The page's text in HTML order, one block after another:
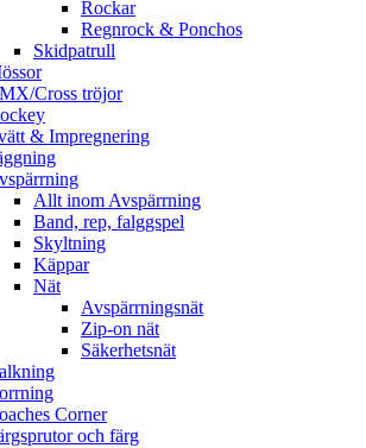
Rockar
Regnrock & Ponchos
Skidpatrull
Cross tröjor
& Impregnering
Allt inom Avspärrning
Band, rep, falggspel
Skyltning
Käppar
Nät
Avspärrningsnät
Zip-on nät
Säkerhetsnät
Corner
och färg